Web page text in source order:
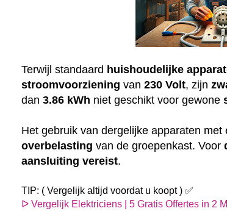
Terwijl standaard huishoudelijke
stroomvoorziening van230 Volt, zijn
dan3.86 kWh niet geschikt voor gewone
Het gebruik van dergelijke apparaten
overbelasting van de groepenkast. Voor
aansluiting vereist.
TIP: ( Vergelijk altijd voordat u koopt ) ✅
ᐅ Vergelijk Elektriciens | 5 Gratis Offertes in 2